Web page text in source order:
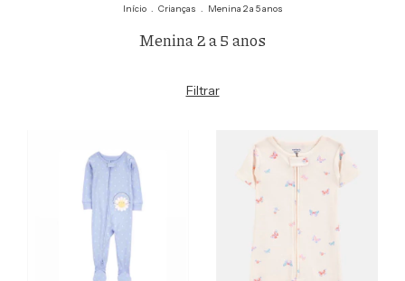
Início . Crianças . Menina 2 a 5 anos
Menina 2 a 5 anos
Filtrar